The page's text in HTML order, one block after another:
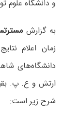
و دانشگاه علوم
به گزارش
زمان اعلام
دانشگاه‌های
شرح زیر است: